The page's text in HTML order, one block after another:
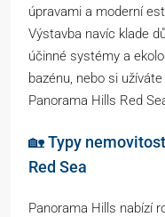
úpravami a moderní
Výstavba navíc klade
účinné systémy a
bazénu, nebo si
Panorama Hills Red
🏡 Typy
Red Sea
Panorama Hills nabízí